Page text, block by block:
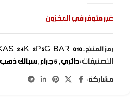
غير متوفر في المخزون
رمز المنتج:24K-2P5G-BAR-010
التصنيفات:دائري , 5 جرام , سبائك ذهب
مشاركة: